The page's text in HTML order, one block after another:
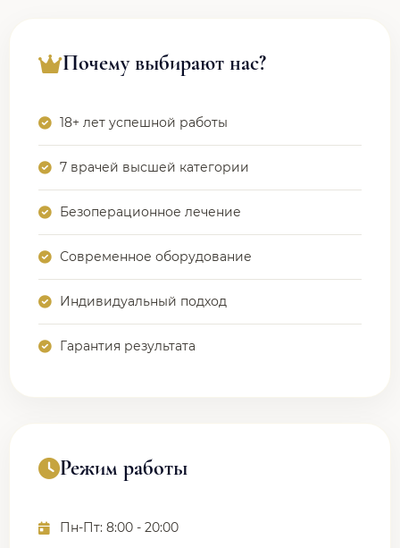
Почему выбирают нас?
18+ лет успешной работы
7 врачей высшей категории
Безоперационное лечение
Современное оборудование
Индивидуальный подход
Гарантия результата
Режим работы
Пн-Пт: 8:00 - 20:00